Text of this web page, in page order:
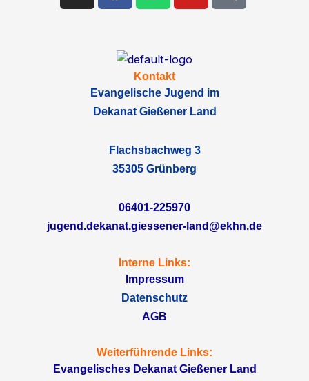
Kontakt
Evangelische Jugend im
Dekanat Gießener Land
Flachsbachweg 3
35305 Grünberg
06401-225970
jugend.dekanat.giessener-land@ekhn.de
Interne Links:
Impressum
Datenschutz
AGB
Weiterführende Links:
Evangelisches Dekanat Gießener Land